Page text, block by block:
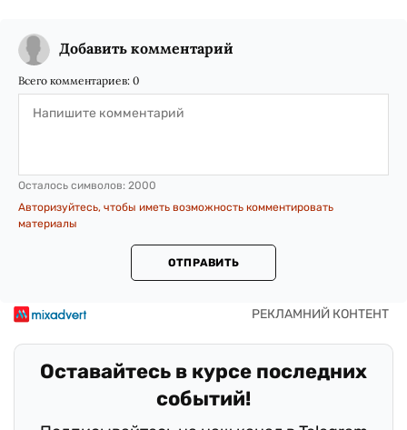
Добавить комментарий
Всего комментариев: 0
Осталось символов: 2000
Авторизуйтесь, чтобы иметь возможность комментировать
материалы
ОТПРАВИТЬ
Оставайтесь в курсе последних
событий!